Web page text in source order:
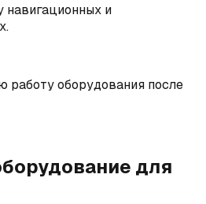
навигационных и
работу оборудования после
для